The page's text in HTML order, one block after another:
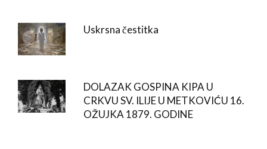
Uskrsna čestitka
DOLAZAK GOSPINA KIPA U
CRKVU SV. ILIJE U METKOVIĆU 16.
OŽUJKA 1879. GODINE